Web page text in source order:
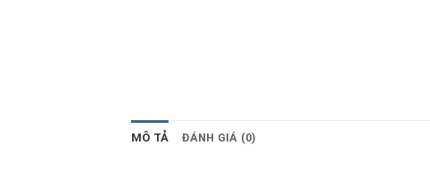
MÔ TẢ ĐÁNH GIÁ (0)